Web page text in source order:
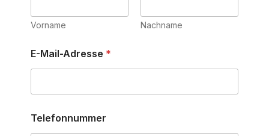
Vorname Nachname
E-Mail-Adresse *
Telefonnummer